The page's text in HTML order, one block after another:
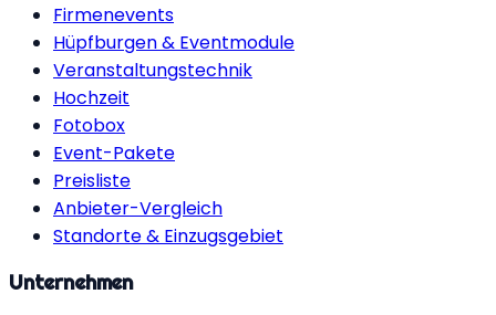
Firmenevents
Hüpfburgen & Eventmodule
Veranstaltungstechnik
Hochzeit
Fotobox
Event-Pakete
Preisliste
Anbieter-Vergleich
Standorte & Einzugsgebiet
Unternehmen